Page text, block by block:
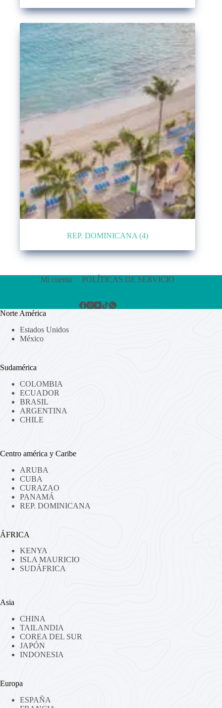
REP. DOMINICANA(4)
Mi cuenta POLÍTICAS DE SERVICIO
Norte América
Estados Unidos
México
Sudamérica
COLOMBIA
ECUADOR
BRASIL
ARGENTINA
CHILE
Centro américa y Caribe
ARUBA
CUBA
CURAZAO
PANAMÁ
REP. DOMINICANA
ÁFRICA
KENYA
ISLA MAURICIO
SUDÁFRICA
Asia
CHINA
TAILANDIA
COREA DEL SUR
JAPÓN
INDONESIA
Europa
ESPAÑA